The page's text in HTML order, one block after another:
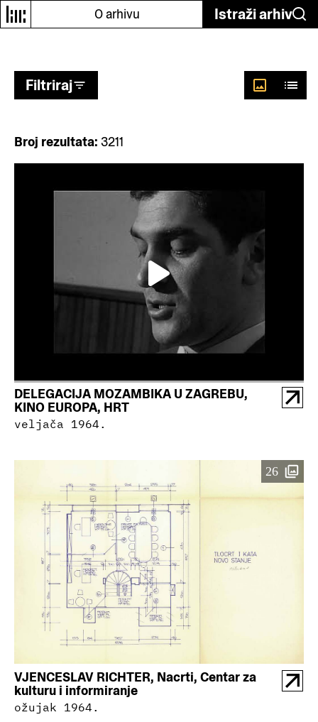
O arhivu Istraži arhiv
Filtriraj
Broj rezultata: 3211
DELEGACIJA MOZAMBIKA U ZAGREBU,
KINO EUROPA, HRT
veljača 1964.
26
VJENCESLAV RICHTER, Nacrti, Centar za
kulturu i informiranje
ožujak 1964.
Odaberi autore